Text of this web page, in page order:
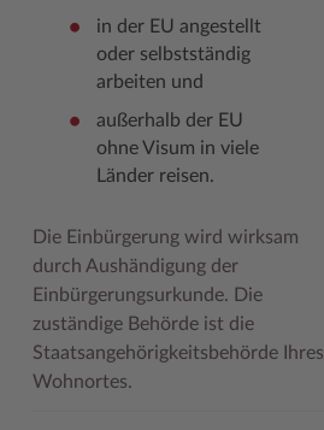
in der EU angestellt
oder selbstständig
arbeiten und
außerhalb der EU
ohne Visum in viele
Länder reisen.
Die Einbürgerung wird wirksam
durch Aushändigung der
Einbürgerungsurkunde. Die
zuständige Behörde ist die
Staatsangehörigkeitsbehörde Ihres
Wohnortes.